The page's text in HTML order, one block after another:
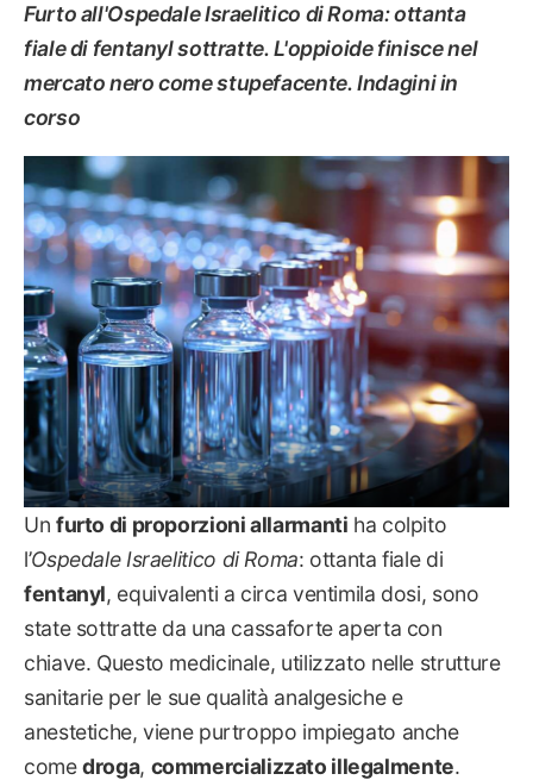
Furto all'Ospedale Israelitico di Roma: ottanta
fiale di fentanyl sottratte. L'oppioide finisce nel
mercato nero come stupefacente. Indagini in
corso
Un furto di proporzioni allarmanti ha colpito
l’Ospedale Israelitico di Roma: ottanta fiale di
fentanyl, equivalenti a circa ventimila dosi, sono
state sottratte da una cassaforte aperta con
chiave. Questo medicinale, utilizzato nelle strutture
sanitarie per le sue qualità analgesiche e
anestetiche, viene purtroppo impiegato anche
comedroga, commercializzato illegalmente.